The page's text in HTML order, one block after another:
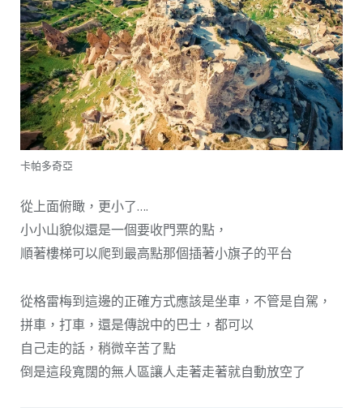
卡帕多奇亞
從上面俯瞰，更小了….
小小山貌似還是一個要收門票的點，
順著樓梯可以爬到最高點那個插著小旗子的平台
從格雷梅到這邊的正確方式應該是坐車，不管是自駕，
拼車，打車，還是傳說中的巴士，都可以
自己走的話，稍微辛苦了點
倒是這段寬闊的無人區讓人走著走著就自動放空了